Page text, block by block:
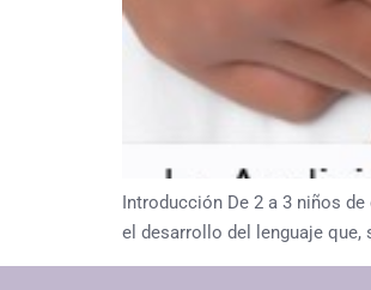
Introducción De 2 a 3 niños
el desarrollo del lenguaje que,